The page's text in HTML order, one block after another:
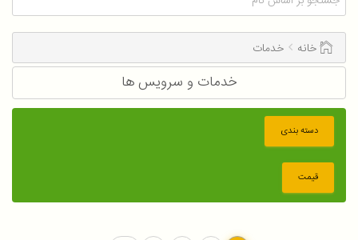
خانه خدمات
خدمات و سرویس ها
دسته بندی
قیمت